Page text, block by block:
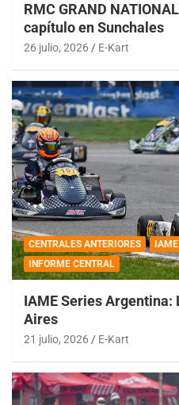
RMC GRAND
capítulo en Sunchales
26 julio, 2026 E-Kart
CENTRALES ANTERIORES
INFORME CENTRAL
IAME Series Argentina:
Aires
21 julio, 2026 E-Kart